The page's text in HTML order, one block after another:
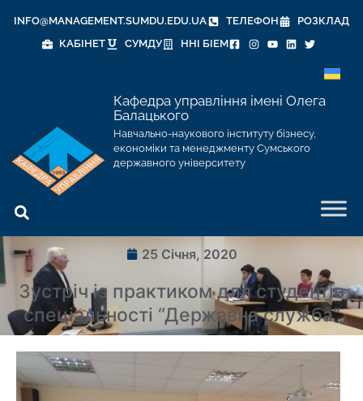
INFO@MANAGEMENT.SUMDU.EDU.UA ТЕЛЕФОН
РОЗКЛАД
КАБІНЕТ
СУМДУ ННІ БІЕМ
Кафедра управління імені Олега
Балацького
Навчально-наукового інституту бізнесу,
економіки та менеджменту Сумського
державного університету
25 Січня, 2020
Зустріч із практиком для студентів
спеціальності “Державна служба”